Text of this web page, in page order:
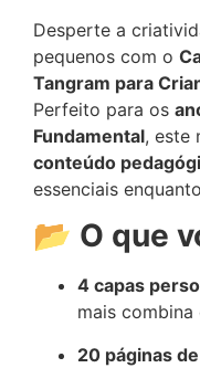
Desperte a
pequenos com o
Tangram para
Perfeito para os
Fundamental, este
conteúdo
essenciais
📂 O que
4 capas
mais
20 páginas